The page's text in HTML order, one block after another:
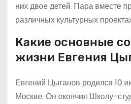
них двое детей. Пара вместе
различных культурных
Какие основные
жизни Евгения
Евгений Цыганов родился 10
Москве. Он окончил Школу-